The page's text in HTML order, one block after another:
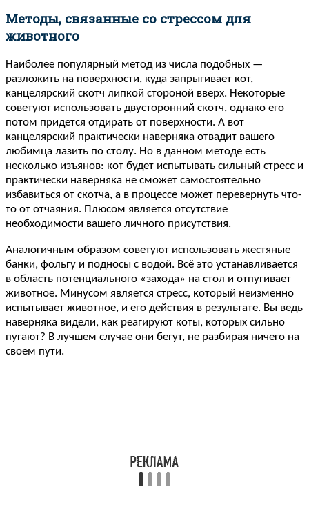
Методы, связанные со стрессом для
животного
Наиболее популярный метод из числа подобных —
разложить на поверхности, куда запрыгивает кот,
канцелярский скотч липкой стороной вверх. Некоторые
советуют использовать двусторонний скотч, однако его
потом придется отдирать от поверхности. А вот
канцелярский практически наверняка отвадит вашего
любимца лазить по столу. Но в данном методе есть
несколько изъянов: кот будет испытывать сильный стресс и
практически наверняка не сможет самостоятельно
избавиться от скотча, а в процессе может перевернуть что-
то от отчаяния. Плюсом является отсутствие
необходимости вашего личного присутствия.
Аналогичным образом советуют использовать жестяные
банки, фольгу и подносы с водой. Всё это устанавливается
в область потенциального «захода» на стол и отпугивает
животное. Минусом является стресс, который неизменно
испытывает животное, и его действия в результате. Вы ведь
наверняка видели, как реагируют коты, которых сильно
пугают? В лучшем случае они бегут, не разбирая ничего на
своем пути.